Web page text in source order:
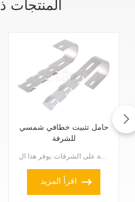
المنتجات
حامل تثبيت خطافي شمسي
للشرفة
حامل تثبيت الألواح الشمسية للشرفات هو حل عملي ومبتكر لتركيب الألواح الشمسية على الشرفات. يوفر هذا ال...
اقرأ المزيد